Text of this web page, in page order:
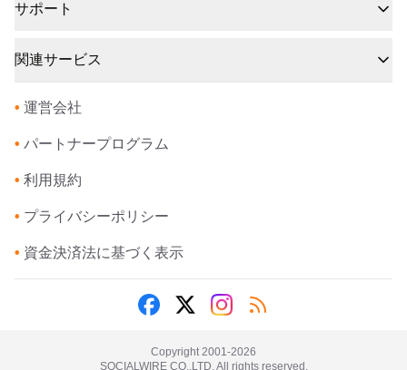
サポート
関連サービス
• 運営会社
• パートナープログラム
• 利用規約
• プライバシーポリシー
• 資金決済法に基づく表示
Copyright 2001-2026
SOCIALWIRE CO.,LTD. All rights reserved.